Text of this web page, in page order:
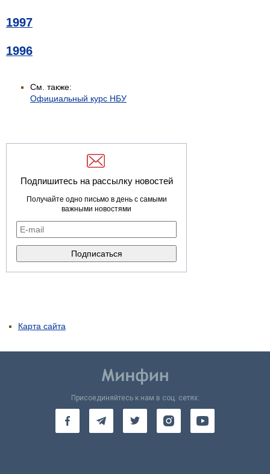
1997
1996
См. также:
Официальный курс НБУ
Подпишитесь на рассылку новостей
Получайте одно письмо в день с самыми
важными новостями
Карта сайта
Присоединяйтесь к нам в соц. сетях: